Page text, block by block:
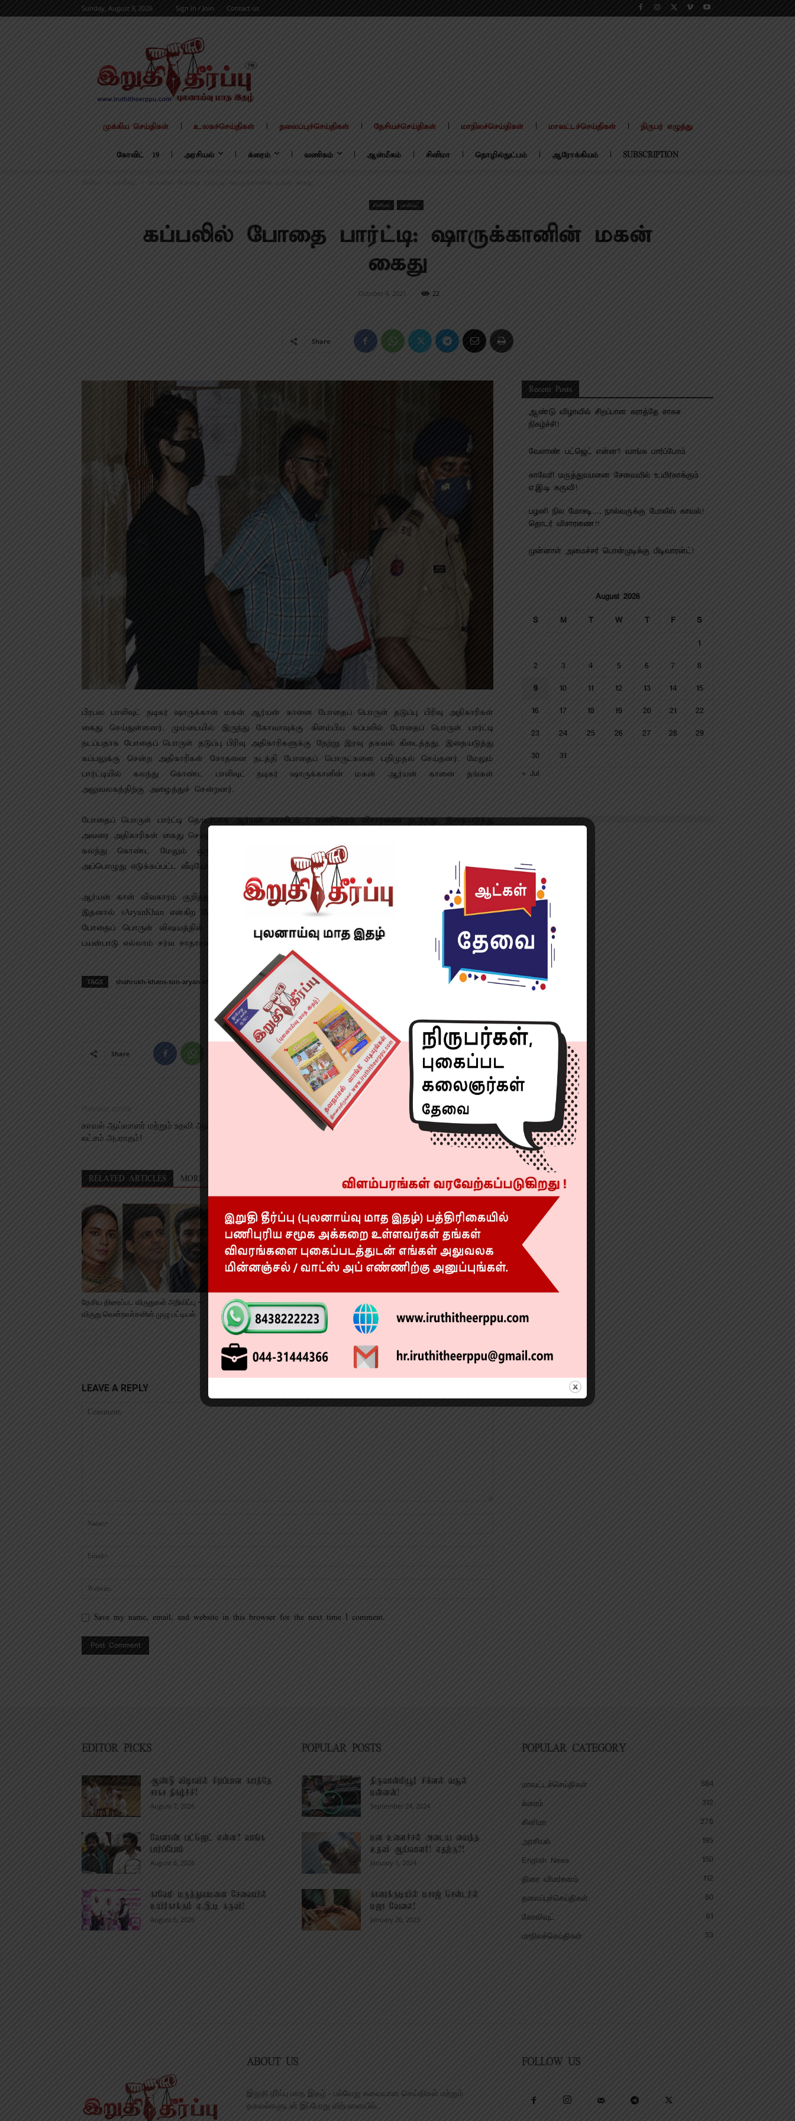
Sunday, August 9, 2026 Sign in / Join Contact us
முக்கிய செய்திகள் உலகச்செய்திகள் தலைப்புச்செய்திகள் தேசியச்செய்திகள் மாநிலச்செய்திகள் மாவட்டச்செய்திகள் நிருபர் எழுத்து
கோவிட் – 19 அரசியல் க்ரைம் வணிகம் ஆன்மீகம் சினிமா தொழில்நுட்பம் ஆரோக்கியம் SUBSCRIPTION
கப்பலில் போதை பார்ட்டி: ஷாருக்கானின் மகன் கைது
சினிமா பாலிவுட்
கப்பலில் போதை பார்ட்டி: ஷாருக்கானின் மகன்
கைது
October 4, 2021 22
Share
பிரபல பாலிவுட் நடிகர் ஷாருக்கான் மகன் ஆர்யன் கானை போதைப் பொருள் தடுப்பு பிரிவு அதிகாரிகள்
கைது செய்துள்ளனர். மும்பையில் இருந்து கோவாவுக்கு கிளம்பிய கப்பலில் போதைப் பொருள் பார்ட்டி
நடப்பதாக போதைப் பொருள் தடுப்பு பிரிவு அதிகாரிகளுக்கு நேற்று இரவு தகவல் கிடைத்தது. இதையடுத்து
கப்பலுக்கு சென்ற அதிகாரிகள் சோதனை நடத்தி போதைப் பொருட்களை பறிமுதல் செய்தனர். மேலும்
பார்ட்டியில் கலந்து கொண்ட பாலிவுட் நடிகர் ஷாருக்கானின் மகன் ஆர்யன் கானை தங்கள்
அலுவலகத்திற்கு அழைத்துச் சென்றனர்.
போதைப் பொருள் பார்ட்டி தொடர்பாக ஆர்யன் கானிடம் 7 மணிநேரம் விசாரணை நடந்தது. இதையடுத்து
அவரை அதிகாரிகள் கைது செய்து மருத்துவ பரிசோதனைக்கு அழைத்துச் சென்றுள்ளனர். அந்த பார்ட்டியில்
கலந்து கொண்ட மேலும் ஒரு நடிகரின் மகனையும் அதிகாரிகள் அழைத்துச் சென்றிருக்கிறார்கள்.
அப்பொழுது எடுக்கப்பட்ட வீடியோ வெளியாகி வைரலாகியுள்ளது.
ஆர்யன் கான் விவகாரம் குறித்து அறிந்ததும் சமூக வலைதளவாசிகள் அவரை பற்றி ட்வீட் செய்கிறார்கள்.
இதனால் #AryanKhan என்கிற ஹேஷ்டேக் ட்விட்டரில் தேசிய அளவில் டிரெண்டாகியுள்ளது. ஆர்யன் கான்
போதைப் பொருள் விஷயத்தில் சிக்கியதில் ஆச்சரியம் என்னவிருக்கிறது. பாலிவுட்டில் போதைப் பொருள்
பயன்பாடு எல்லாம் சர்வ சாதாரணம் என்கிறார்கள் ரசிகர்கள்.
TAGS shahrukh-khans-son-aryan-khan-in-connection-with-drugs-party-arrested
Share
Previous article
காவல் ஆய்வாளர் மற்றும் உதவி ஆய்வாளருக்கு ரூ.5
லட்சம் அபராதம்!
Next article
சென்னையில் நாளை இந்த பகுதிகளில் மின் தடை!
RELATED ARTICLES MORE FROM AUTHOR
தேசிய திரைப்பட விருதுகள் அறிவிப்பு –
விருது வென்றவர்களின் முழு பட்டியல்
LEAVE A REPLY
Save my name, email, and website in this browser for the next time I comment.
Recent Posts
ஆண்டு விழாவில் சிறப்பான கராத்தே சாகச
நிகழ்ச்சி!
வேளாண் பட்ஜெட் என்ன? வாங்க பார்ப்போம்
காவேரி மருத்துவமனை சேவையில் உயிர்காக்கும்
ஏ.இ.டி கருவி!
பழனி நில மோசடி…. நால்வருக்கு போலீஸ் காவல்!
தொடர் விசாரணை!!
முன்னாள் அமைச்சர் பொன்முடிக்கு பிடிவாரன்ட்!
August 2026
S M T W T F S
1
2 3 4 5 6 7 8
9 10 11 12 13 14 15
16 17 18 19 20 21 22
23 24 25 26 27 28 29
30
31
« Jul
EDITOR PICKS
ஆண்டு விழாவில் சிறப்பான கராத்தே
சாகச நிகழ்ச்சி!
August 7, 2026
வேளாண் பட்ஜெட் என்ன? வாங்க
பார்ப்போம்
August 6, 2026
காவேரி மருத்துவமனை சேவையில்
உயிர்காக்கும் ஏ.இ.டி கருவி!
August 6, 2026
POPULAR POSTS
திருவான்மியூர் சிக்னல் வசூல்
மன்னன்!
September 24, 2024
மன உளைச்சல் அடைய வைத்த
உதவி ஆய்வாளர்! எதற்கு?!
January 1, 2024
காரைக்குடியில் மசாஜ் சென்டரில்
மஜா வேலை!
January 26, 2023
POPULAR CATEGORY
மாவட்டச்செய்திகள்
584
க்ரைம்
312
சினிமா
278
அரசியல்
195
English News
150
திரை விமர்சனம்
112
தலைப்புச்செய்திகள்
80
கோலிவுட்
61
மாநிலச்செய்திகள்
53
ABOUT US
இறுதி தீர்ப்பு மாத இதழ் - பல்வேறு சுவையான செய்திகள் மற்றும்
தகவல்களுடன் இப்போது விற்பனையில்..
FOLLOW US